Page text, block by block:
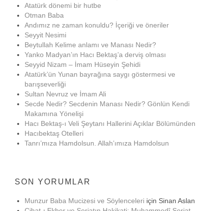
Atatürk dönemi bir hutbe
Otman Baba
Andımız ne zaman konuldu? İçeriği ve öneriler
Seyyit Nesimi
Beytullah Kelime anlamı ve Manası Nedir?
Yanko Madyan’ın Hacı Bektaş’a derviş olması
Seyyid Nizam – İmam Hüseyin Şehidi
Atatürk’ün Yunan bayrağına saygı göstermesi ve
barışseverliği
Sultan Nevruz ve İmam Ali
Secde Nedir? Secdenin Manası Nedir? Gönlün Kendi
Makamına Yönelişi
Hacı Bektaş-ı Veli Şeytanı Hallerini Açıklar Bölümünden
Hacıbektaş Otelleri
Tanrı’mıza Hamdolsun. Allah’ımıza Hamdolsun
SON YORUMLAR
Munzur Baba Mucizesi ve Söylenceleri için Sinan Aslan